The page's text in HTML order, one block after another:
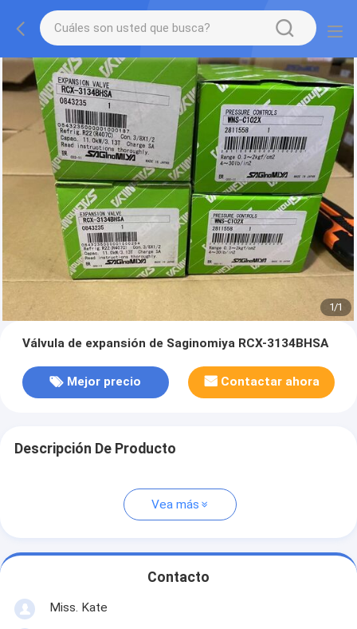
1/1
Válvula de expansión de Saginomiya RCX-3134BHSA
Mejor precio Contactar ahora
Descripción De Producto
Vea más
Contacto
Miss. Kate